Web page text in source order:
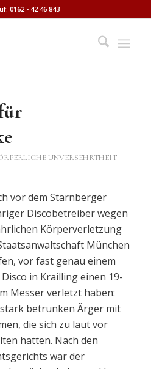
0162 - 42 46 843
UNVERSEHRTHEIT
vor dem Starnberger
Discobetreiber wegen
Körperverletzung
München
vor fast genau einem
in Krailling einen 19-
Messer verletzt haben:
betrunken Ärger mit
die sich zu laut vor
hatten. Nach den
war der